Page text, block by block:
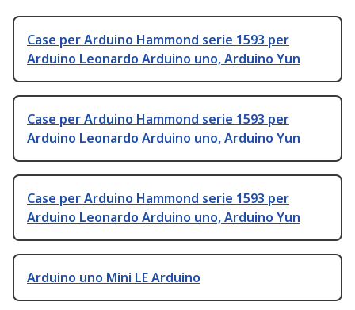
Case per Arduino Hammond serie 1593 per
Arduino Leonardo Arduino uno, Arduino Yun
Case per Arduino Hammond serie 1593 per
Arduino Leonardo Arduino uno, Arduino Yun
Case per Arduino Hammond serie 1593 per
Arduino Leonardo Arduino uno, Arduino Yun
Arduino uno Mini LE Arduino